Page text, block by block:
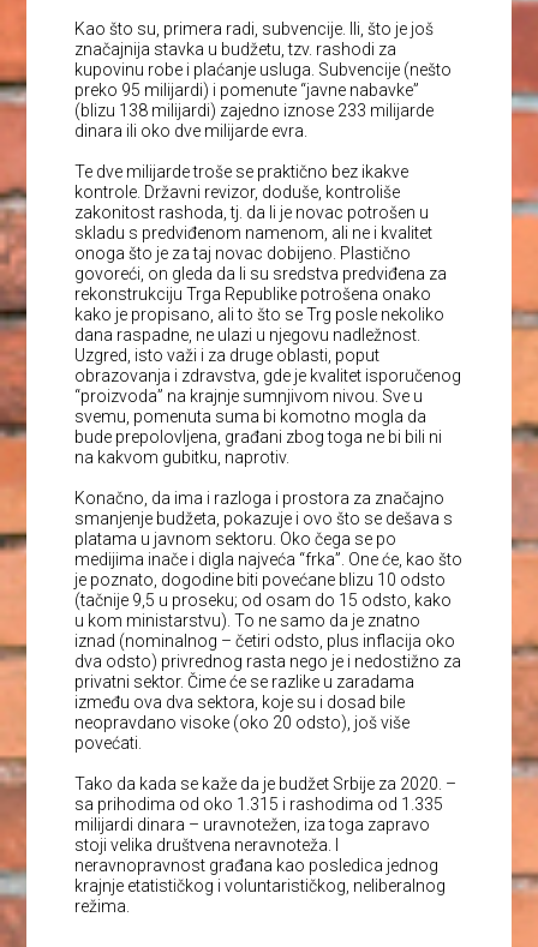
Kao što su, primera radi, subvencije. Ili, što je još
značajnija stavka u budžetu, tzv. rashodi za
kupovinu robe i plaćanje usluga. Subvencije (nešto
preko 95 milijardi) i pomenute “javne nabavke”
(blizu 138 milijardi) zajedno iznose 233 milijarde
dinara ili oko dve milijarde evra.
Te dve milijarde troše se praktično bez ikakve
kontrole. Državni revizor, doduše, kontroliše
zakonitost rashoda, tj. da li je novac potrošen u
skladu s predviđenom namenom, ali ne i kvalitet
onoga što je za taj novac dobijeno. Plastično
govoreći, on gleda da li su sredstva predviđena za
rekonstrukciju Trga Republike potrošena onako
kako je propisano, ali to što se Trg posle nekoliko
dana raspadne, ne ulazi u njegovu nadležnost.
Uzgred, isto važi i za druge oblasti, poput
obrazovanja i zdravstva, gde je kvalitet isporučenog
“proizvoda” na krajnje sumnjivom nivou. Sve u
svemu, pomenuta suma bi komotno mogla da
bude prepolovljena, građani zbog toga ne bi bili ni
na kakvom gubitku, naprotiv.
Konačno, da ima i razloga i prostora za značajno
smanjenje budžeta, pokazuje i ovo što se dešava s
platama u javnom sektoru. Oko čega se po
medijima inače i digla najveća “frka”. One će, kao što
je poznato, dogodine biti povećane blizu 10 odsto
(tačnije 9,5 u proseku; od osam do 15 odsto, kako
u kom ministarstvu). To ne samo da je znatno
iznad (nominalnog – četiri odsto, plus inflacija oko
dva odsto) privrednog rasta nego je i nedostižno za
privatni sektor. Čime će se razlike u zaradama
između ova dva sektora, koje su i dosad bile
neopravdano visoke (oko 20 odsto), još više
povećati.
Tako da kada se kaže da je budžet Srbije za 2020. –
sa prihodima od oko 1.315 i rashodima od 1.335
milijardi dinara – uravnotežen, iza toga zapravo
stoji velika društvena neravnoteža. I
neravnopravnost građana kao posledica jednog
krajnje etatističkog i voluntarističkog, neliberalnog
režima.